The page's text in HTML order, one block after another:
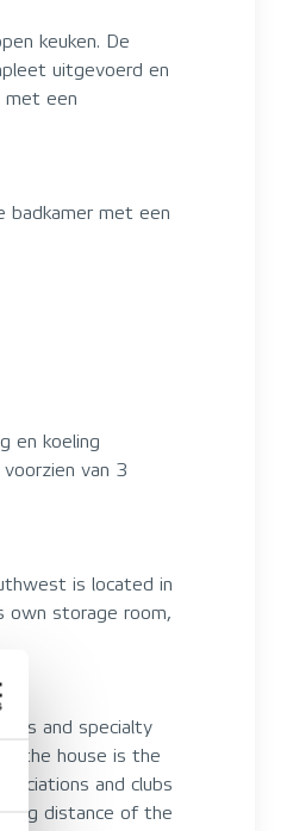
keuken. De
uitgevoerd en
met een
badkamer met een
en koeling
van 3
is located in
own storage room,
and specialty
the house is the
and clubs
distance of the